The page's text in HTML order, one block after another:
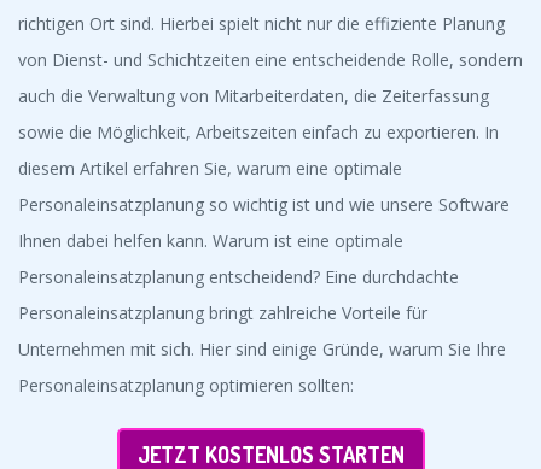
richtigen Ort sind. Hierbei spielt nicht nur die effiziente Planung
von Dienst- und Schichtzeiten eine entscheidende Rolle, sondern
auch die Verwaltung von Mitarbeiterdaten, die Zeiterfassung
sowie die Möglichkeit, Arbeitszeiten einfach zu exportieren. In
diesem Artikel erfahren Sie, warum eine optimale
Personaleinsatzplanung so wichtig ist und wie unsere Software
Ihnen dabei helfen kann. Warum ist eine optimale
Personaleinsatzplanung entscheidend? Eine durchdachte
Personaleinsatzplanung bringt zahlreiche Vorteile für
Unternehmen mit sich. Hier sind einige Gründe, warum Sie Ihre
Personaleinsatzplanung optimieren sollten:
JETZT KOSTENLOS STARTEN